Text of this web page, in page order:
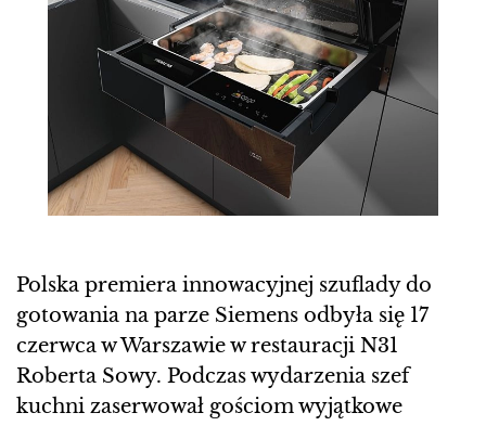
Polska premiera innowacyjnej szuflady do
gotowania na parze Siemens odbyła się 17
czerwca w Warszawie w restauracji N31
Roberta Sowy. Podczas wydarzenia szef
kuchni zaserwował gościom wyjątkowe